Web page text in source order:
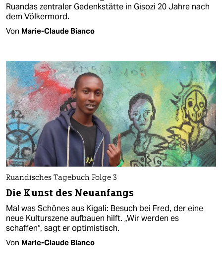
Ruandas zentraler Gedenkstätte in Gisozi 20 Jahre nach
dem Völkermord.
Von Marie-Claude Bianco
Ruandisches Tagebuch Folge 3
Die Kunst des Neuanfangs
Mal was Schönes aus Kigali: Besuch bei Fred, der eine
neue Kulturszene aufbauen hilft. „Wir werden es
schaffen“, sagt er optimistisch.
Von Marie-Claude Bianco